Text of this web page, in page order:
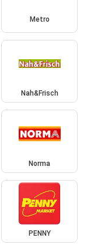
Metro
Nah&Frisch
Norma
PENNY